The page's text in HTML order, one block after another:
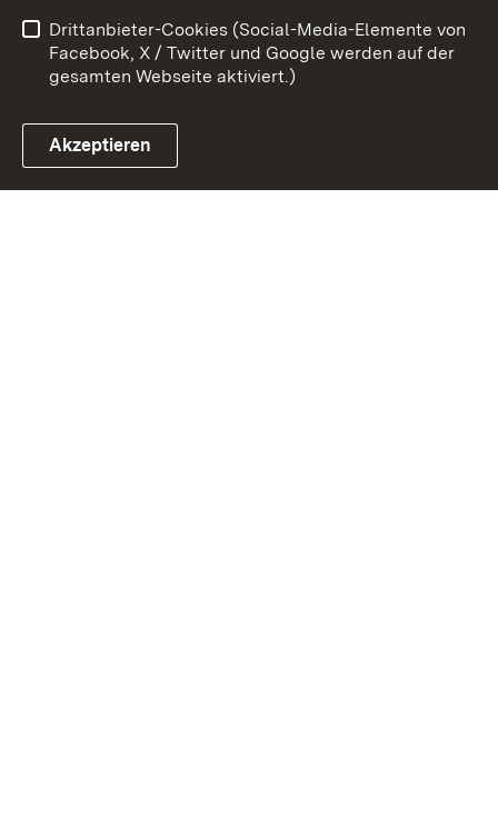
Social Media
Facebook
Instagram
Drittanbieter-Cookies (Social-Media-Elemente von
Facebook, X / Twitter und Google werden auf der
gesamten Webseite aktiviert.)
Akzeptieren